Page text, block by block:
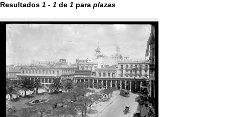
Resultados 1 - 1 de 1 para plazas